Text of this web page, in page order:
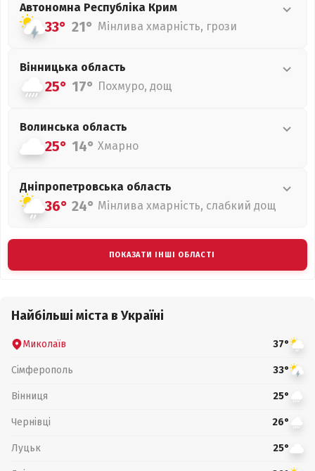
Автономна Республіка Крим
33° 21° Мінлива хмарність, грози
Вінницька область
25° 17° Похмуро, дощ
Волинська область
25° 14° Хмарно
Дніпропетровська область
36° 24° Мінлива хмарність, слабкий дощ
ПОКАЗАТИ ІНШІ ОБЛАСТІ
Найбільші міста в Україні
Миколаїв 37°
Сімферополь 33°
Вінниця 25°
Чернівці 26°
Луцьк 25°